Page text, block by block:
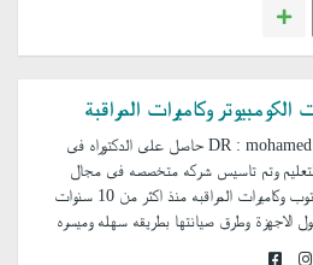
وكاميرات المراقبة
DR : mohamed abd el Hamed حاصل على الدكتوراه فى
وتم تاسيس شركه متخصصه فى مجال
الكمبيوتر واللاب توب وكاميرات المراقبه منذ اكثر من 10 سنوات
الاجهزة وطرق صيانتها بطريقه سهله وميسره